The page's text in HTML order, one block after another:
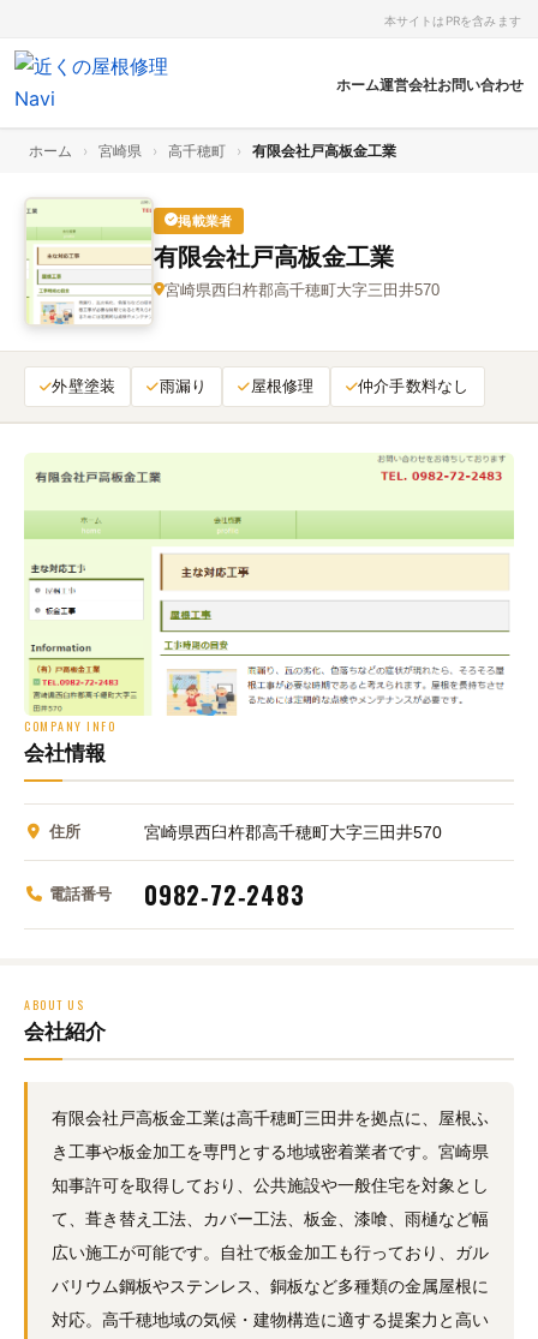
本サイトはPRを含みます
ホーム運営会社お問い合わせ
ホーム › 宮崎県 › 高千穂町 › 有限会社戸高板金工業
掲載業者
有限会社戸高板金工業
宮崎県西臼杵郡高千穂町大字三田井570
外壁塗装 雨漏り 屋根修理 仲介手数料なし
COMPANY INFO
会社情報
住所 宮崎県西臼杵郡高千穂町大字三田井570
電話番号 0982‑72‑2483
ABOUT US
会社紹介
有限会社戸高板金工業は高千穂町三田井を拠点に、屋根ふ
き工事や板金加工を専門とする地域密着業者です。宮崎県
知事許可を取得しており、公共施設や一般住宅を対象とし
て、葺き替え工法、カバー工法、板金、漆喰、雨樋など幅
広い施工が可能です。自社で板金加工も行っており、ガル
バリウム鋼板やステンレス、銅板など多種類の金属屋根に
対応。高千穂地域の気候・建物構造に適する提案力と高い